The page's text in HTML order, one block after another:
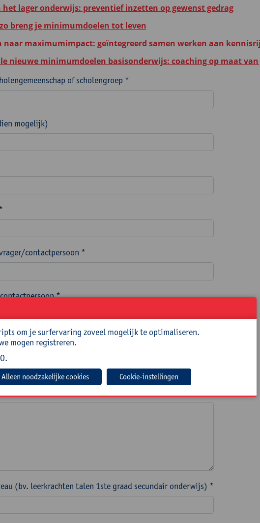
het lager onderwijs: preventief inzetten op gewenst gedrag
breng je minimumdoelen tot leven
maximumimpact: geïntegreerd samen werken aan
nieuwe minimumdoelen basisonderwijs: coaching op maat van
of scholengroep *
mogelijk)
contactpersoon *
*
contactpersoon *
je als teamgerichte nascholing aan te vragen? Noteer de
(bv. leerkrachten talen 1ste graad secundair onderwijs) *
om je surfervaring zoveel mogelijk te optimaliseren.
mogen registreren.
Cookie-instellingen